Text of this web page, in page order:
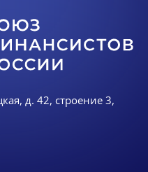
д. 42, строение 3,